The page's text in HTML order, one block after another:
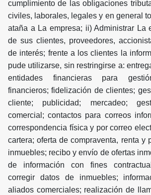
cumplimiento de las obligaciones
civiles, laborales, legales y en general
ataña a La empresa; ii) Administrar La
de sus clientes, proveedores,
de interés; frente a los clientes la
pude utilizarse, sin restringirse a:
entidades financieras para
financieros; fidelización de clientes;
cliente; publicidad; mercadeo;
comercial; contactos para correos
correspondencia física y por correo
cartera; oferta de compraventa, renta y
inmuebles; recibo y envío de ofertas
de información con fines
corregir datos de inmuebles;
aliados comerciales; realización de